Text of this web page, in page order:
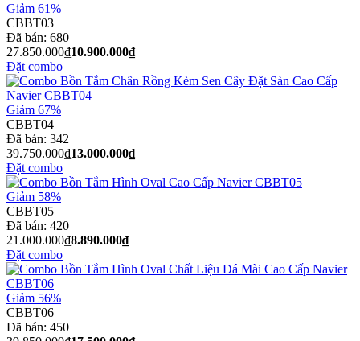
Giảm 61%
CBBT03
Đã bán: 680
27.850.000₫10.900.000₫
Đặt combo
Giảm 67%
CBBT04
Đã bán: 342
39.750.000₫13.000.000₫
Đặt combo
Giảm 58%
CBBT05
Đã bán: 420
21.000.000₫8.890.000₫
Đặt combo
Giảm 56%
CBBT06
Đã bán: 450